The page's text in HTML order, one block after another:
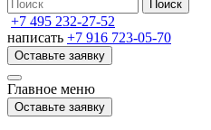
+7 495 232-27-52
написать +7 916 723-05-70
Оставьте заявку
Главное меню
Оставьте заявку